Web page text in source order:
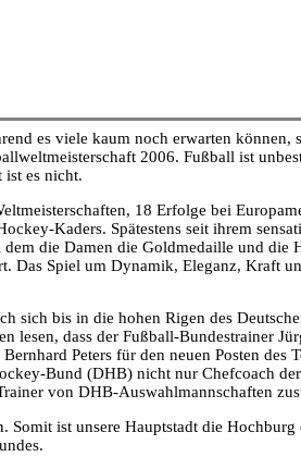
es viele kaum noch erwarten können,
2006. Fußball ist
ist es nicht.
18 Erfolge bei
Kaders. Spätestens seit ihrem
die Damen die Goldmedaille und die
Das Spiel um Dynamik, Eleganz, Kraft
sich bis in die hohen Rigen des
lesen, dass der Fußball-Bundestrainer
Peters für den neuen Posten des
Bund (DHB) nicht nur Chefcoach der
von DHB-Auswahlmannschaften
ist unsere Hauptstadt die Hochburg